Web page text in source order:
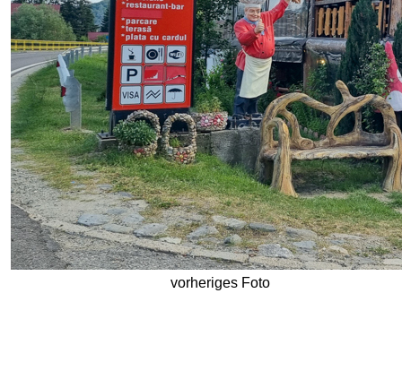
vorheriges Foto